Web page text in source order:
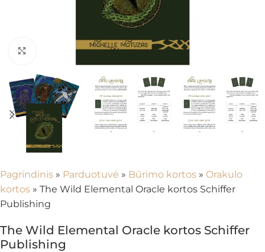
Spustelėkite, kad padidintumėte
Pagrindinis » Parduotuvė » Būrimo kortos » Orakulo
kortos » The Wild Elemental Oracle kortos Schiffer
Publishing
The Wild Elemental Oracle kortos Schiffer
Publishing